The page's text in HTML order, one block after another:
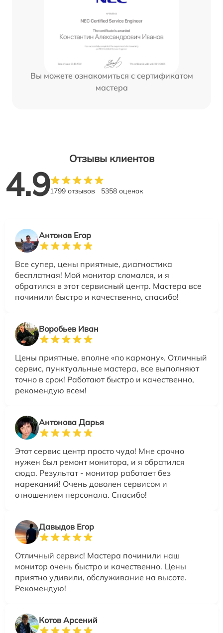
Вы можете ознакомиться с сертификатом
мастера
Отзывы клиентов
4.91799 отзывов 5358 оценок
Антонов Егор
Все супер, цены приятные, диагностика
бесплатная! Мой монитор сломался, и я
обратился в этот сервисный центр. Мастера все
починили быстро и качественно, спасибо!
Воробьев Иван
Цены приятные, вполне «по карману». Отличный
сервис, пунктуальные мастера, все выполняют
точно в срок! Работают быстро и качественно,
рекомендую всем!
Антонова Дарья
Этот сервис центр просто чудо! Мне срочно
нужен был ремонт монитора, и я обратился
сюда. Результат - монитор работает без
нареканий! Очень доволен сервисом и
отношением персонала. Спасибо!
Давыдов Егор
Отличный сервис! Мастера починили наш
монитор очень быстро и качественно. Цены
приятно удивили, обслуживание на высоте.
Рекомендую!
Котов Арсений